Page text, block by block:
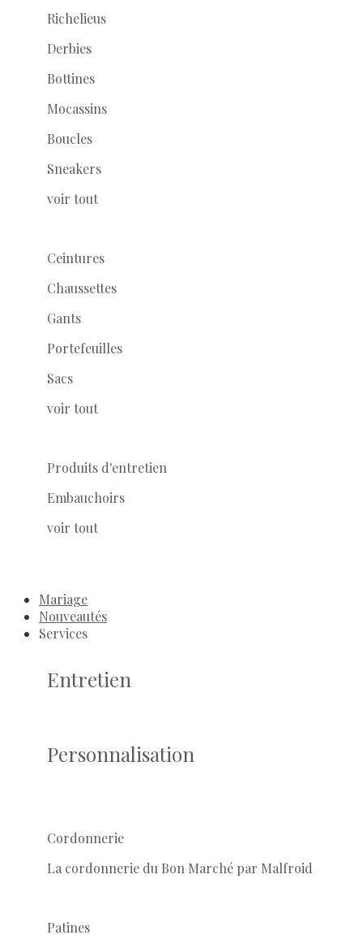
Richelieus
Derbies
Bottines
Mocassins
Boucles
Sneakers
voir tout
Ceintures
Chaussettes
Gants
Portefeuilles
Sacs
voir tout
Produits d'entretien
Embauchoirs
voir tout
Mariage
Nouveautés
Services
Entretien
Personnalisation
Cordonnerie
La cordonnerie du Bon Marché par Malfroid
Patines